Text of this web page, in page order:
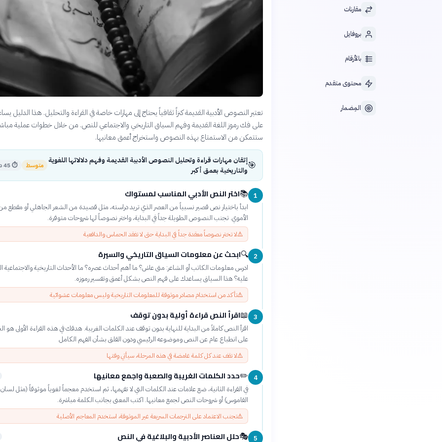
مقارنات
بروفايل
بالأرقام
محتوى متقدم
المِضمار
تعتبر النصوص الأدبية القديمة كنزاً ثقافياً يحتاج إلى مهارات خاصة في القراءة والتحليل. هذا الدليل
على فك رموز اللغة القديمة وفهم السياق التاريخي والاجتماعي للنص. من خلال خطوات عملية
ستتمكن من الاستمتاع بهذه النصوص واستخراج أعمق معانيها.
🎯إتقان مهارات قراءة وتحليل النصوص الأدبية القديمة وفهم دلالاتها اللغوية
والتاريخية بعمق أكبر
متوسط ⏱45 دقيقة
1
📚اختر النص الأدبي المناسب لمستواك
ابدأ باختيار نص قصير نسبياً من العصر الذي تريد دراسته، مثل قصيدة من الشعر الجاهلي أو مقطع من
الأموي. تجنب النصوص الطويلة جداً في البداية، واختر نصوصاً لها شروحات متوفرة.
⚠️لا تختر نصوصاً معقدة جداً في البداية حتى لا تفقد الحماس والدافعية
2
🔍ابحث عن معلومات السياق التاريخي والسيرة
ادرس معلومات الكاتب أو الشاعر: متى عاش؟ ما أهم أحداث عصره؟ ما الأحداث التاريخية والاجتماعية
عليه؟ هذا السياق يساعدك على فهم النص بشكل أعمق وتفسير رموزه.
⚠️تأكد من استخدام مصادر موثوقة للمعلومات التاريخية وليس معلومات عشوائية
3
📖اقرأ النص قراءة أولية بدون توقف
اقرأ النص كاملاً من البداية للنهاية بدون توقف عند الكلمات الغريبة. هدفك في هذه القراءة الأولى هو
على انطباع عام عن النص وموضوعه الرئيسي ودون القلق بشأن الفهم الكامل.
⚠️لا تقف عند كل كلمة غامضة في هذه المرحلة، سيأتي وقتها
4
✏️حدد الكلمات الغريبة والصعبة واجمع معانيها
في القراءة الثانية، ضع علامات عند الكلمات التي لا تفهمها، ثم استخدم معجماً لغوياً موثوقاً (مثل
القاموس) أو شروحات النص لجمع معانيها. اكتب المعنى بجانب الكلمة مباشرة.
⚠️تجنب الاعتماد على الترجمات السريعة غير الموثوقة، استخدم المعاجم الأصلية
5
🎭حلل العناصر الأدبية والبلاغية في النص